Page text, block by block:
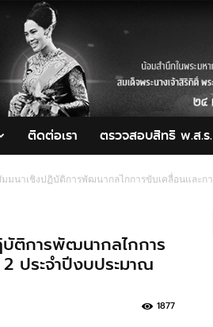
ติดต่อเรา ตรวจสอบสิทธิ พ.ส.ร.
มนาเชิงปฏิบัติการพัฒนากลไกการขับเคลื่อนและ
ติการพัฒนากลไกการ
ประจำปีงบประมาณ
1877